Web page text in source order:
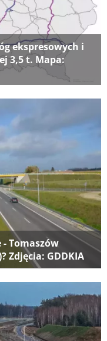
ekspresowych i
3,5 t. Mapa:
- Tomaszów
Zdjęcia: GDDKIA